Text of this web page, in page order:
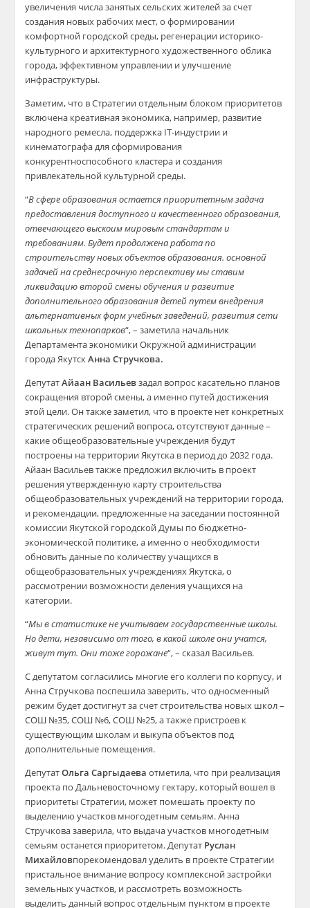
увеличения числа занятых сельских жителей за счет
создания новых рабочих мест, о формировании
комфортной городской среды, регенерации историко-
культурного и архитектурного художественного облика
города, эффективном управлении и улучшение
инфраструктуры.
Заметим, что в Стратегии отдельным блоком приоритетов
включена креативная экономика, например, развитие
народного ремесла, поддержка IT-индустрии и
кинематографа для сформирования
конкурентноспособного кластера и создания
привлекательной культурной среды.
“В сфере образования остается приоритетным задача
предоставления доступного и качественного образования,
отвечающего выскоим мировым стандартам и
требованиям. Будет продолжена работа по
строительству новых объектов образования. основной
задачей на среднесрочную перспективу мы ставим
ликвидацию второй смены обучения и развитие
дополнительного образования детей путем внедрения
альтернативных форм учебных заведений, развития сети
школьных технопарков“, – заметила начальник
Департамента экономики Окружной администрации
города ЯкутскАнна Стручкова.
ДепутатАйаан Васильевзадал вопрос касательно планов
сокращения второй смены, а именно путей достижения
этой цели. Он также заметил, что в проекте нет конкретных
стратегических решений вопроса, отсутствуют данные –
какие общеобразовательные учреждения будут
построены на территории Якутска в период до 2032 года.
Айаан Васильев также предложил включить в проект
решения утвержденную карту строительства
общеобразовательных учреждений на территории города,
и рекомендации, предложенные на заседании постоянной
комиссии Якутской городской Думы по бюджетно-
экономической политике, а именно о необходимости
обновить данные по количеству учащихся в
общеобразовательных учреждениях Якутска, о
рассмотрении возможности деления учащихся на
категории.
“Мы в статистике не учитываем государственные школы.
Но дети, независимо от того, в какой школе они учатся,
живут тут. Они тоже горожане“, – сказал Васильев.
С депутатом согласились многие его коллеги по корпусу, и
Анна Стручкова поспешила заверить, что односменный
режим будет достигнут за счет строительства новых школ –
СОШ №35, СОШ №6, СОШ №25, а также пристроев к
существующим школам и выкупа объектов под
дополнительные помещения.
ДепутатОльга Саргыдаеваотметила, что при реализация
проекта по Дальневосточному гектару, который вошел в
приоритеты Стратегии, может помешать проекту по
выделению участков многодетным семьям. Анна
Стручкова заверила, что выдача участков многодетным
семьям останется приоритетом. Депутат Руслан
Михайловпорекомендовал уделить в проекте Стратегии
пристальное внимание вопросу комплексной застройки
земельных участков, и рассмотреть возможность
выделить данный вопрос отдельным пунктом в проекте